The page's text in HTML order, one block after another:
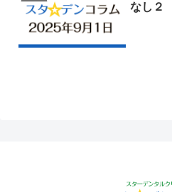
なし２